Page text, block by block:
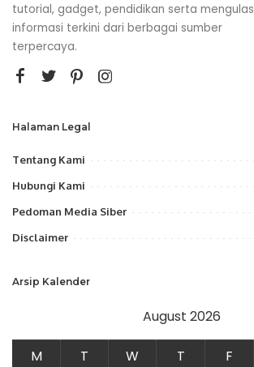
tutorial, gadget, pendidikan serta mengulas
informasi terkini dari berbagai sumber
terpercaya.
Halaman Legal
Tentang Kami
Hubungi Kami
Pedoman Media Siber
Disclaimer
Arsip Kalender
August 2026
M T W T F